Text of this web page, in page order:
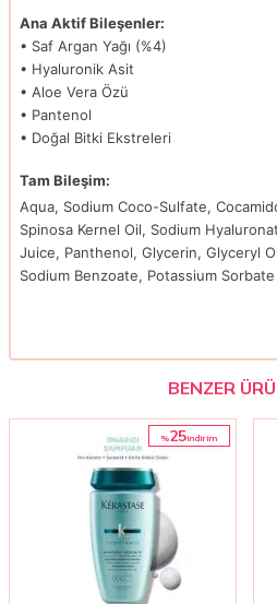
Ana Aktif Bileşenler:
• Saf Argan Yağı (%4)
• Hyaluronik Asit
• Aloe Vera Özü
• Pantenol
• Doğal Bitki Ekstreleri
Tam Bileşim:
Aqua, Sodium Coco-Sulfate,
Spinosa Kernel Oil, Sodium
Juice, Panthenol, Glycerin, Glyceryl
Sodium Benzoate, Potassium Sorbate
BENZER
%25i̇ndirim